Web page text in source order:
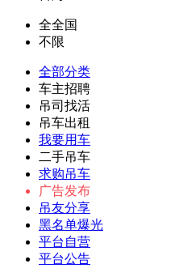
全全国
不限
全部分类
车主招聘
吊司找活
吊车出租
我要用车
二手吊车
求购吊车
广告发布
吊友分享
黑名单爆光
平台自营
平台公告